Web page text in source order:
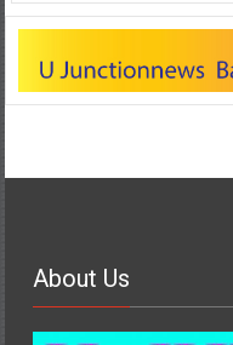
About Us